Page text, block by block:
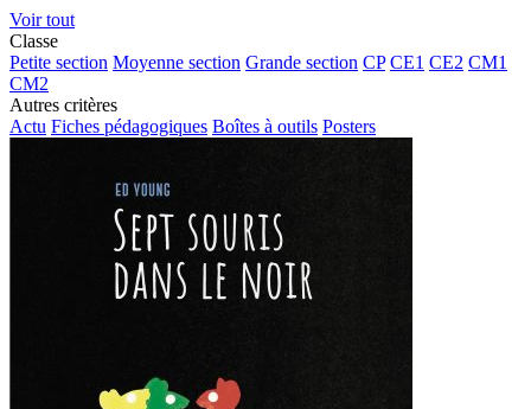
Voir tout
Classe
Petite section Moyenne section Grande section CP CE1 CE2 CM1
CM2
Autres critères
Actu Fiches pédagogiques Boîtes à outils Posters